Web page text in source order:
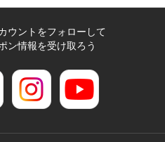
ウントをフォローして
ン情報を受け取ろう